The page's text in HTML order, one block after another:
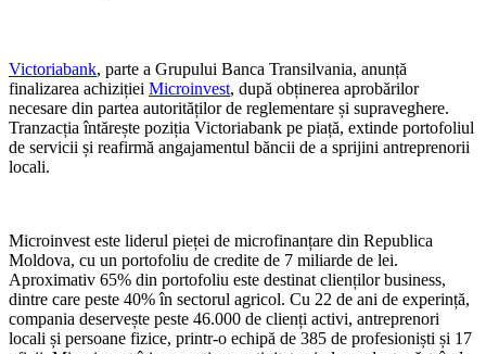
Victoriabank, parte a Grupului Banca Transilvania, anunță
finalizarea achiziției Microinvest, după obținerea aprobărilor
necesare din partea autorităților de reglementare și supraveghere.
Tranzacția întărește poziția Victoriabank pe piață, extinde portofoliul
de servicii și reafirmă angajamentul băncii de a sprijini antreprenorii
locali.
Microinvest este liderul pieței de microfinanțare din Republica
Moldova, cu un portofoliu de credite de 7 miliarde de lei.
Aproximativ 65% din portofoliu este destinat clienților business,
dintre care peste 40% în sectorul agricol. Cu 22 de ani de experință,
compania deservește peste 46.000 de clienți activi, antreprenori
locali și persoane fizice, printr-o echipă de 385 de profesioniști și 17